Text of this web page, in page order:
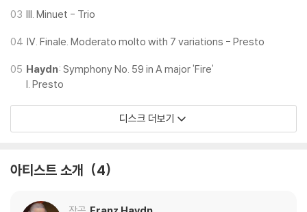
03 III. Minuet - Trio
04 IV. Finale. Moderato molto with 7 variations - Presto
05 Haydn: Symphony No. 59 in A major 'Fire'
I. Presto
디스크 더보기
아티스트 소개 4